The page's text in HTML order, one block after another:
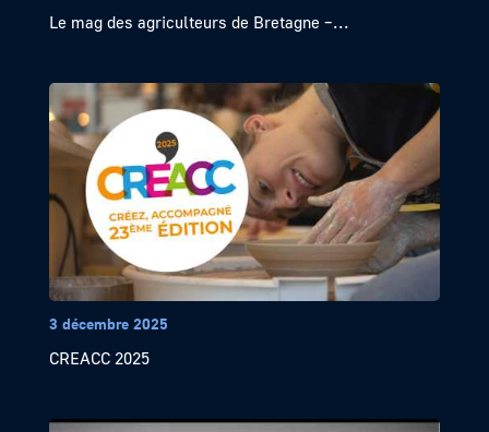
Le mag des agriculteurs de Bretagne –...
3 décembre 2025
CREACC 2025